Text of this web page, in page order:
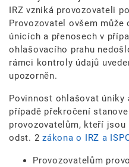
IRZ vzniká provozovateli
Provozovatel ovšem může
únicích a přenosech v
ohlašovacího prahu
rámci kontroly údajů
upozorněn.
Povinnost ohlašovat úniky
případě překročení
provozovatelům, kteří
odst. 2 zákona o IRZ a
Provozovatelům